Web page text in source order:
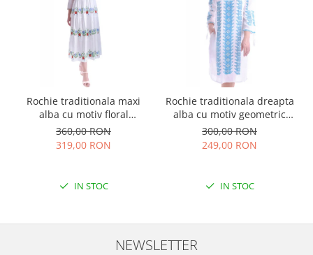
Rochie traditionala maxi
alba cu motiv floral
multicolor Sanziana
360,00 RON
319,00 RON
IN STOC
Rochie traditionala dreapta
alba cu motiv geometric
albastru Tania
300,00 RON
249,00 RON
IN STOC
NEWSLETTER